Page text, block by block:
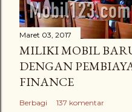
Maret 03, 2017
MILIKI MOBIL
DENGAN
FINANCE
Berbagi 137 komentar